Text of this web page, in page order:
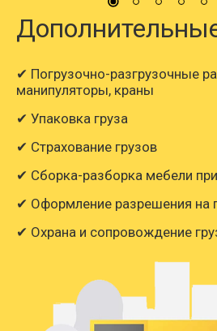
✔ Погрузочно-разгрузочные
манипуляторы, краны
✔ Упаковка груза
✔ Страхование грузов
✔ Сборка-разборка мебели
✔ Оформление разрешения на
✔ Охрана и сопровождение